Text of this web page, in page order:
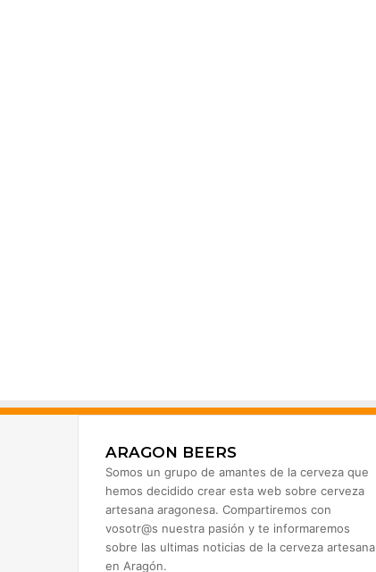
ARAGON BEERS
Somos un grupo de amantes de la cerveza que
hemos decidido crear esta web sobre cerveza
artesana aragonesa. Compartiremos con
vosotr@s nuestra pasión y te informaremos
sobre las ultimas noticias de la cerveza artesana
en Aragón.